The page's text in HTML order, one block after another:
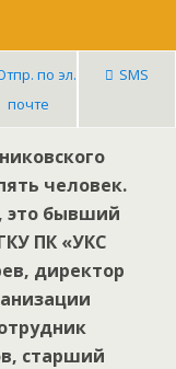
по эл.
почте
SMS
человек.
это бывший
ПК «УКС
директор
старший